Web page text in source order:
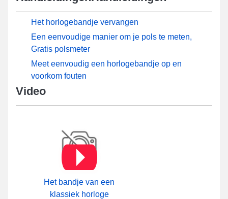
Het horlogebandje vervangen
Een eenvoudige manier om je pols te meten,
Gratis polsmeter
Meet eenvoudig een horlogebandje op en
voorkom fouten
Video
Het bandje van een
klassiek horloge